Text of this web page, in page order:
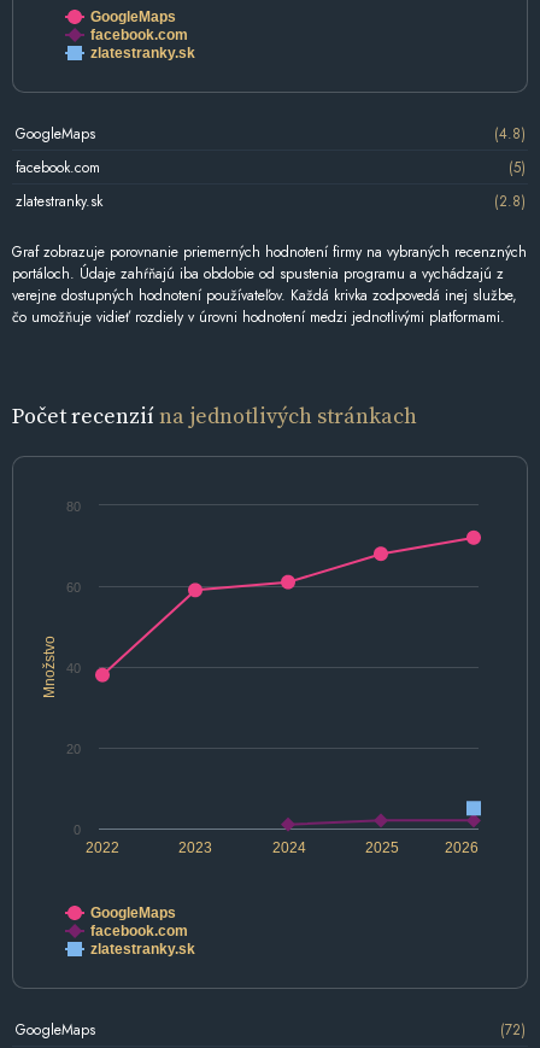
GoogleMaps
facebook.com
zlatestranky.sk
GoogleMaps
(4.8)
facebook.com
(5)
zlatestranky.sk
(2.8)
Graf zobrazuje porovnanie priemerných hodnotení firmy na vybraných recenzných
portáloch. Údaje zahŕňajú iba obdobie od spustenia programu a vychádzajú z
verejne dostupných hodnotení používateľov. Každá krivka zodpovedá inej službe,
čo umožňuje vidieť rozdiely v úrovni hodnotení medzi jednotlivými platformami.
Počet recenziína jednotlivých stránkach
Množstvo
2022 2024 2026
2023 2025
0
20
40
60
80
GoogleMaps
facebook.com
zlatestranky.sk
GoogleMaps
(72)